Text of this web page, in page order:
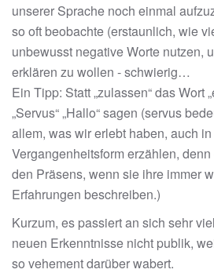
unserer Sprache noch einmal
so oft beobachte (erstaunlich, wie
unbewusst negative Worte nutzen,
erklären zu wollen - schwierig…
Ein Tipp: Statt „zulassen“ das Wort
„Servus“ „Hallo“ sagen (servus
allem, was wir erlebt haben, auch
Vergangenheitsform erzählen,
den Präsens, wenn sie ihre immer
Erfahrungen beschreiben.)
Kurzum, es passiert an sich sehr
neuen Erkenntnisse nicht publik,
so vehement darüber wabert.